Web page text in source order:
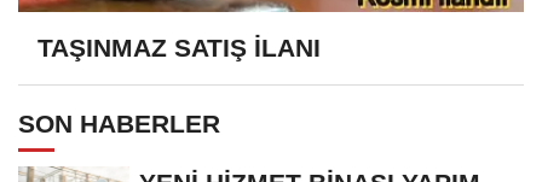
TAŞINMAZ SATIŞ İLANI
SON HABERLER